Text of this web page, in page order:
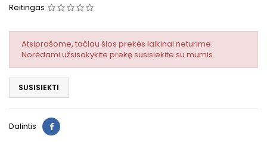
Reitingas
Atsiprašome, tačiau šios prekės laikinai neturime.
Norėdami užsisakykite prekę susisiekite su mumis.
SUSISIEKTI
Dalintis